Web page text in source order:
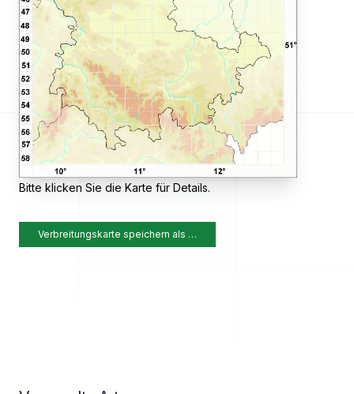
Bitte klicken Sie die Karte für Details.
Verbreitungskarte speichern als …